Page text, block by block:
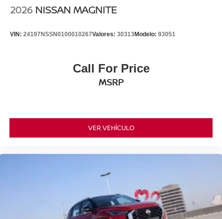
2026 NISSAN MAGNITE
VIN: 24197NSSN0100010267Valores: 30313Modelo: 93051
Call For Price
MSRP
VER VEHÍCULO